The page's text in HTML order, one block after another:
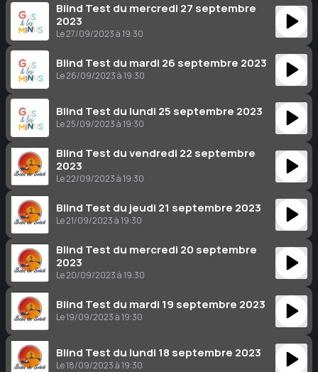
Blind Test du mercredi 27 septembre
2023
Le 27/09/2023 à 19:30
Blind Test du mardi 26 septembre 2023
Le 26/09/2023 à 19:30
Blind Test du lundi 25 septembre 2023
Le 25/09/2023 à 19:30
Blind Test du vendredi 22 septembre
2023
Le 22/09/2023 à 19:30
Blind Test du jeudi 21 septembre 2023
Le 21/09/2023 à 19:30
Blind Test du mercredi 20 septembre
2023
Le 20/09/2023 à 19:30
Blind Test du mardi 19 septembre 2023
Le 19/09/2023 à 19:30
Blind Test du lundi 18 septembre 2023
Le 18/09/2023 à 19:30